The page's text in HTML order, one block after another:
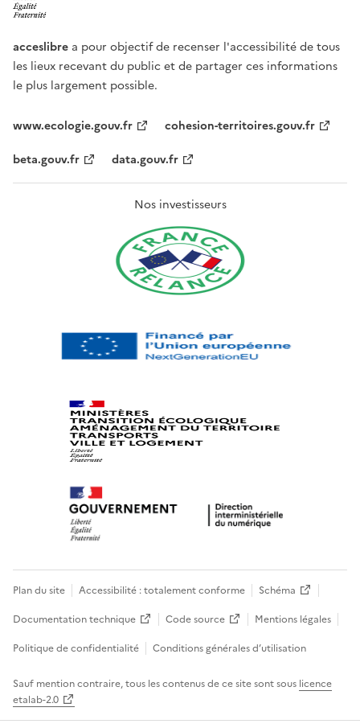
acceslibre a pour objectif de recenser l'accessibilité de tous
les lieux recevant du public et de partager ces informations
le plus largement possible.
www.ecologie.gouv.fr
cohesion-territoires.gouv.fr
beta.gouv.fr
data.gouv.fr
Nos investisseurs
Plan du site Accessibilité : totalement conforme
Schéma
Documentation technique
Code source
Mentions légales
Politique de confidentialité
Conditions générales d’utilisation
Sauf mention contraire, tous les contenus de ce site sont sous licence
etalab-2.0